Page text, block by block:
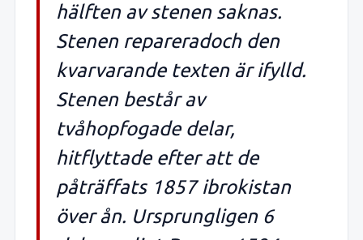
hälften av stenen saknas.
Stenen repareradoch den
kvarvarande texten är ifylld.
Stenen består av
tvåhopfogade delar,
hitflyttade efter att de
påträffats 1857 ibrokistan
över ån. Ursprungligen 6